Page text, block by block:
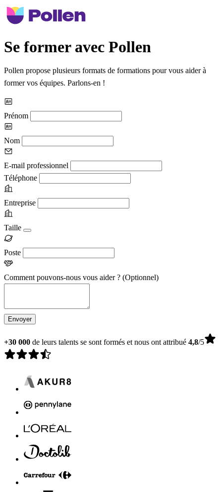
Se former avec Pollen
Pollen propose plusieurs formats de formations pour vous aider à
former vos équipes. Parlons-en !
Prénom
Nom
E-mail professionnel
Téléphone
Entreprise
Taille
Poste
Comment pouvons-nous vous aider ? (Optionnel)
Envoyer
+30 000 de leurs talents se sont formés et nous ont attribué 4,8/5